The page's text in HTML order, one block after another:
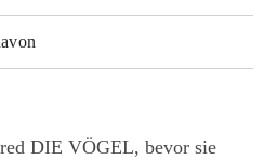
DIE VÖGEL, bevor sie